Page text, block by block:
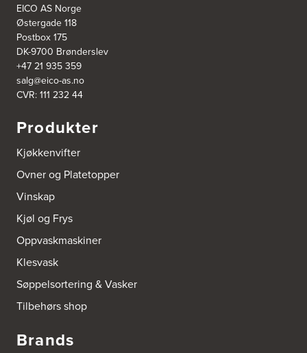
EICO AS Norge
Østergade 118
Postbox 175
DK-9700 Brønderslev
+47 21 935 359
salg@eico-as.no
CVR: 111 232 44
Produkter
Kjøkkenvifter
Ovner og Platetopper
Vinskap
Kjøl og Frys
Oppvaskmaskiner
Klesvask
Søppelsortering & Vasker
Tilbehørs shop
Brands